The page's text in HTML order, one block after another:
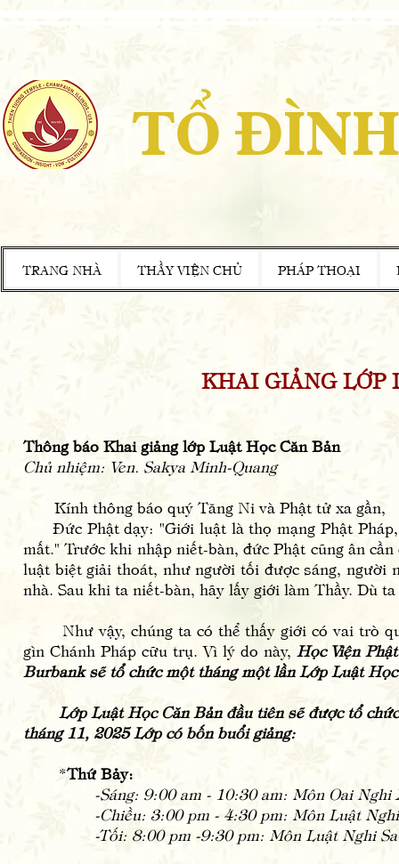
TỔ
TRANG NHÀ THẦY VIỆN CHỦ PHÁP THOẠI
KHAI GIẢNG LỚP
Thông báo Khai giảng lớp Luật Học Căn Bản
Chủ nhiệm: Ven. Sakya Minh-Quang
Kính thông báo quý Tăng Ni và Phật tử xa gần,
Đức Phật dạy: "Giới luật là thọ mạng Phật
mất." Trước khi nhập niết-bàn, đức Phật cũng ân
luật biệt giải thoát, như người tối được sáng, người
nhà. Sau khi ta niết-bàn, hãy lấy giới làm Thầy. Dù
Như vậy, chúng ta có thể thấy giới có vai trò
gìn Chánh Pháp cữu trụ. Vì lý do này, Học Viện
Burbank sẽ tổ chức một tháng một lần Lớp Luật
Lớp Luật Học Căn Bản đầu tiên sẽ được tổ
tháng 11, 2025 Lớp có bốn buổi giảng:
*Thứ Bảy:
-Sáng: 9:00 am - 10:30 am: Môn Oai
-Chiều: 3:00 pm - 4:30 pm: Môn Luật
-Tối: 8:00 pm -9:30 pm: Môn Luật Nghi